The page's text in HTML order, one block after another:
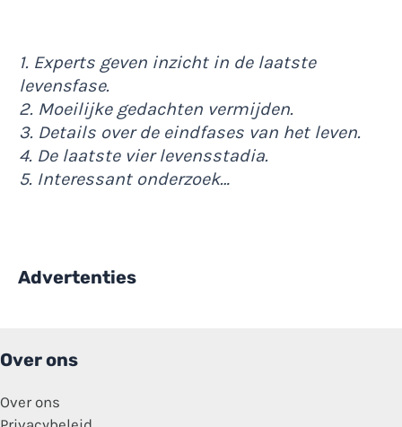
1. Experts geven inzicht in de laatste
levensfase.
2. Moeilijke gedachten vermijden.
3. Details over de eindfases van het leven.
4. De laatste vier levensstadia.
5. Interessant onderzoek…
Advertenties
Over ons
Over ons